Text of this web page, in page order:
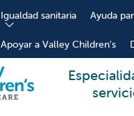
Igualdad sanitaria Ayuda
Apoyar a Valley Children's